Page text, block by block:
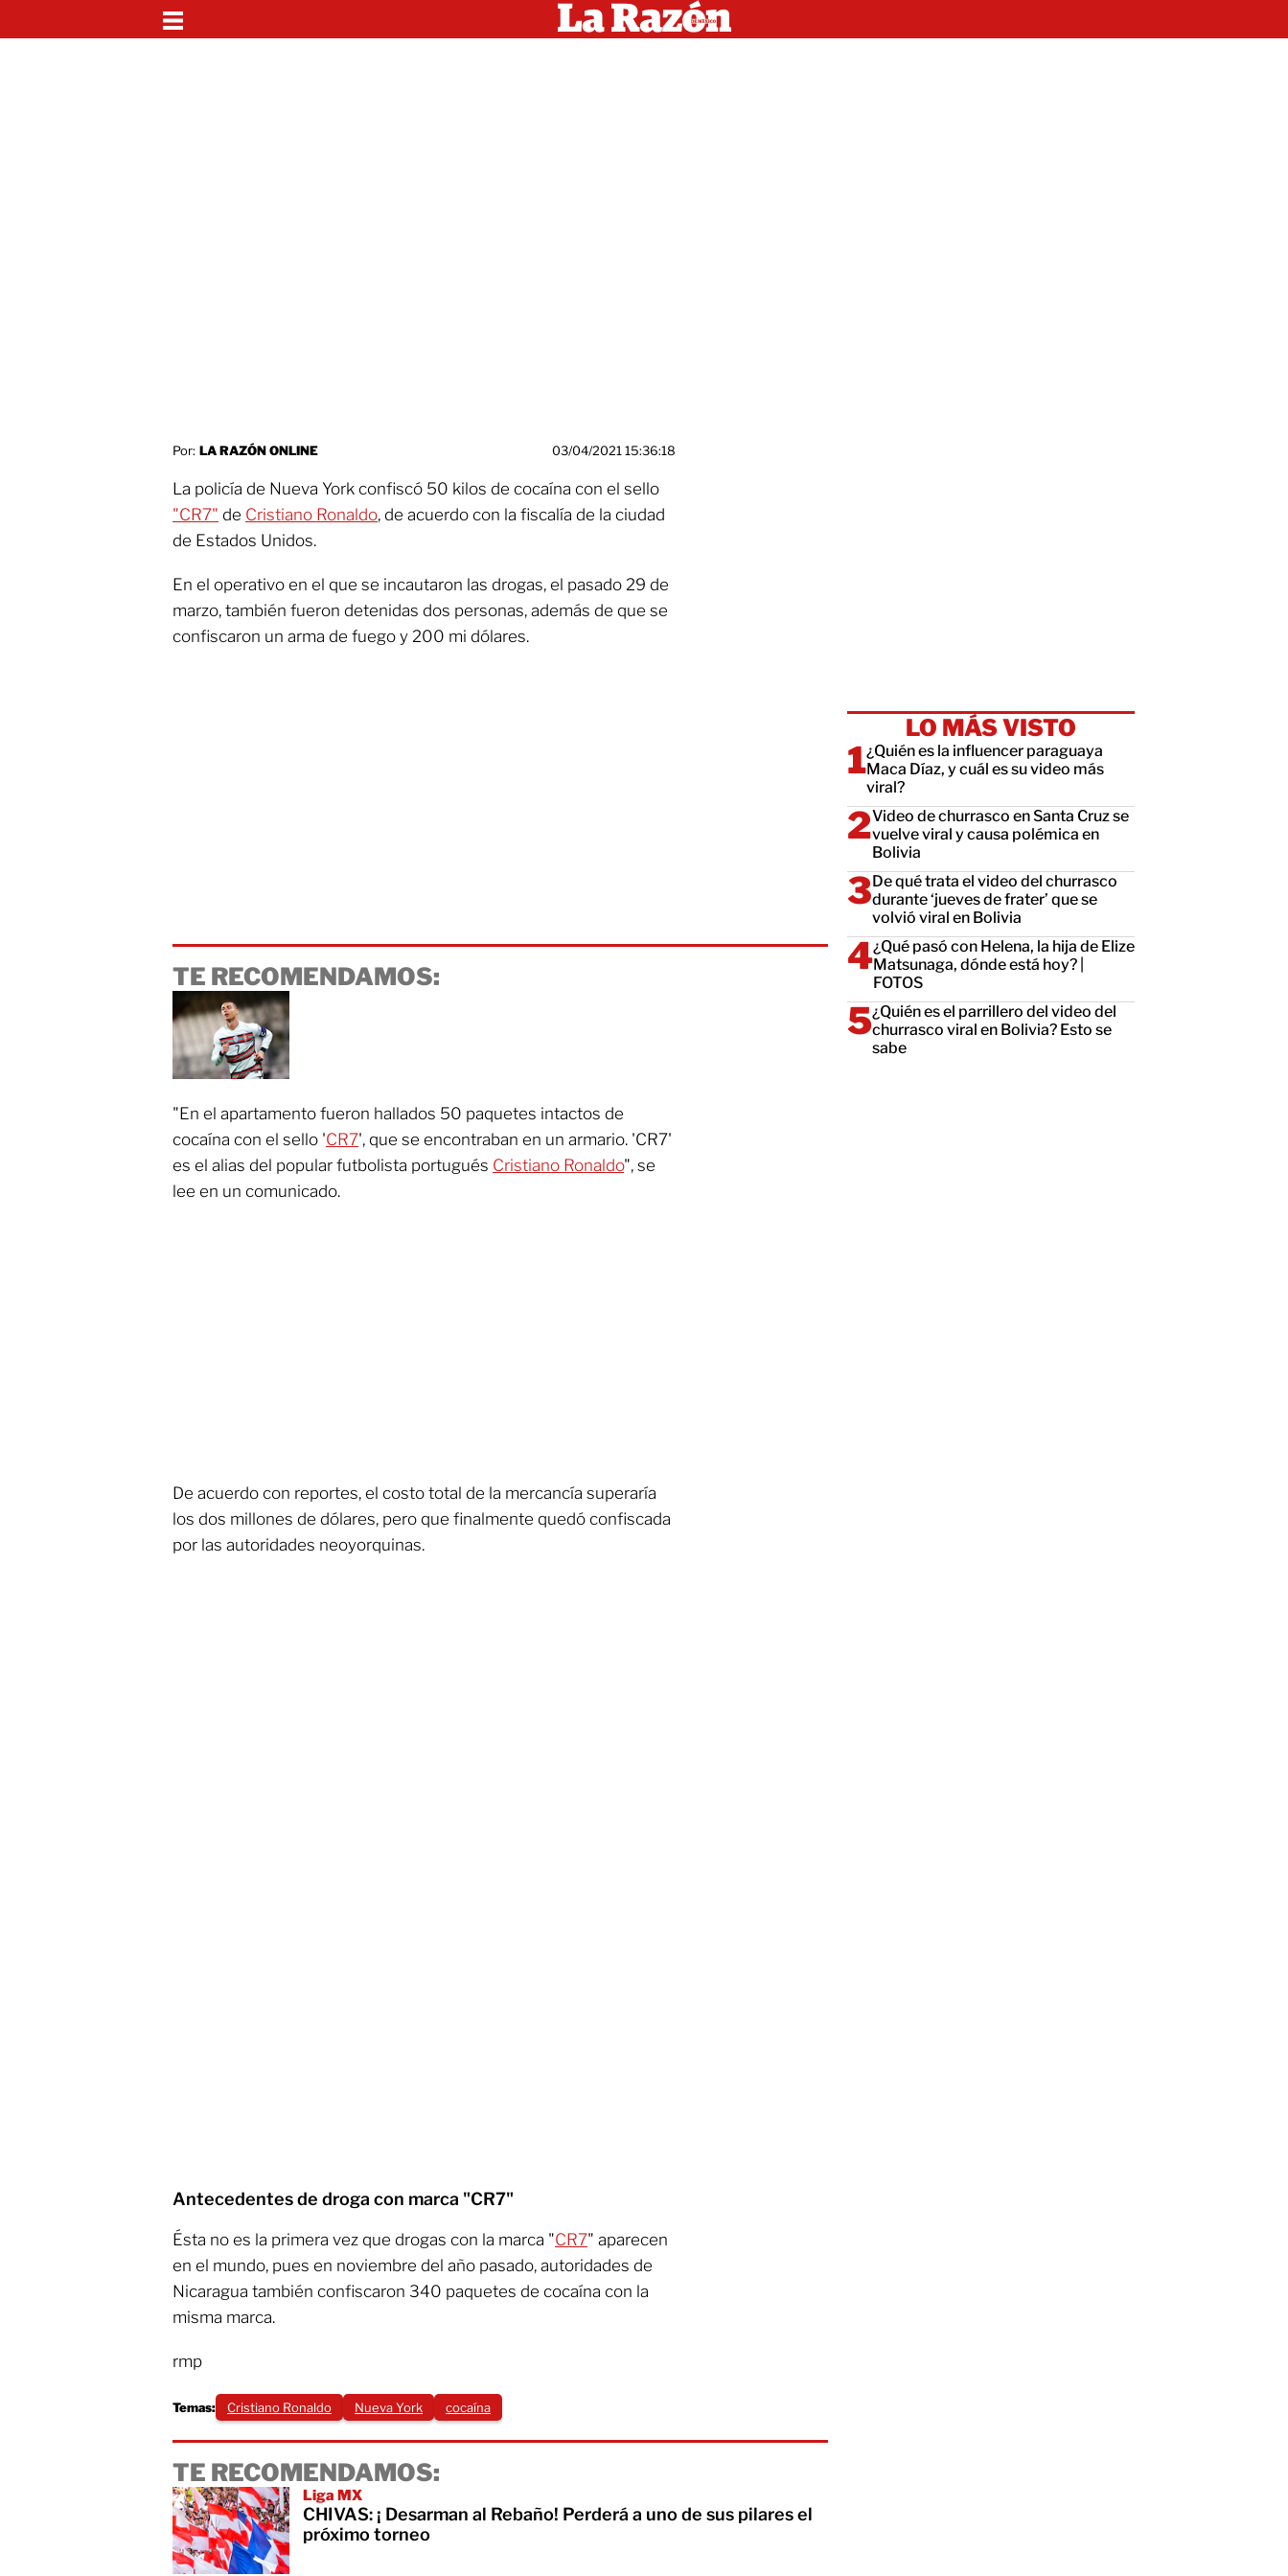
Por: LA RAZÓN ONLINE 03/04/2021 15:36:18
La policía de Nueva York confiscó 50 kilos de cocaína con el sello
"CR7" de Cristiano Ronaldo, de acuerdo con la fiscalía de la ciudad
de Estados Unidos.
En el operativo en el que se incautaron las drogas, el pasado 29 de
marzo, también fueron detenidas dos personas, además de que se
confiscaron un arma de fuego y 200 mi dólares.
TE RECOMENDAMOS:
"En el apartamento fueron hallados 50 paquetes intactos de
cocaína con el sello 'CR7', que se encontraban en un armario. 'CR7'
es el alias del popular futbolista portugués Cristiano Ronaldo", se
lee en un comunicado.
De acuerdo con reportes, el costo total de la mercancía superaría
los dos millones de dólares, pero que finalmente quedó confiscada
por las autoridades neoyorquinas.
Antecedentes de droga con marca "CR7"
Ésta no es la primera vez que drogas con la marca "CR7" aparecen
en el mundo, pues en noviembre del año pasado, autoridades de
Nicaragua también confiscaron 340 paquetes de cocaína con la
misma marca.
rmp
Temas: Cristiano Ronaldo Nueva York cocaína
TE RECOMENDAMOS:
Liga MX
CHIVAS: ¡ Desarman al Rebaño! Perderá a uno de sus pilares el
próximo torneo
LO MÁS VISTO
¿Quién es la influencer paraguaya
Maca Díaz, y cuál es su video más
viral?
Video de churrasco en Santa Cruz se
vuelve viral y causa polémica en
Bolivia
De qué trata el video del churrasco
durante ‘jueves de frater’ que se
volvió viral en Bolivia
¿Qué pasó con Helena, la hija de Elize
Matsunaga, dónde está hoy? |
FOTOS
¿Quién es el parrillero del video del
churrasco viral en Bolivia? Esto se
sabe